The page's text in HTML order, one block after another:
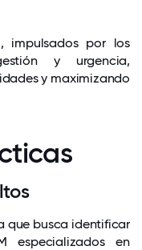
impulsados por los
y urgencia,
y maximizando
que busca identificar
especializados en